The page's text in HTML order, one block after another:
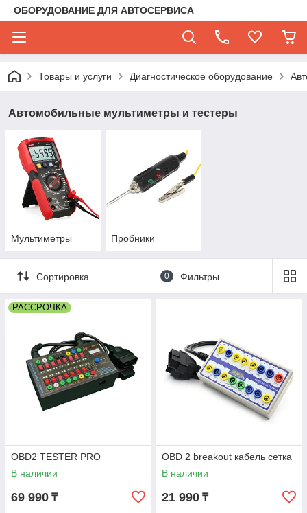
ОБОРУДОВАНИЕ ДЛЯ АВТОСЕРВИСА
Товары и услуги Диагностическое оборудование
Автомобильные мультиметры и тестеры
Мультиметры Пробники
Сортировка 0 Фильтры
РАССРОЧКА
OBD2 TESTER PRO
В наличии
69 990 ₸
OBD 2 breakout кабель сетка
В наличии
21 990 ₸